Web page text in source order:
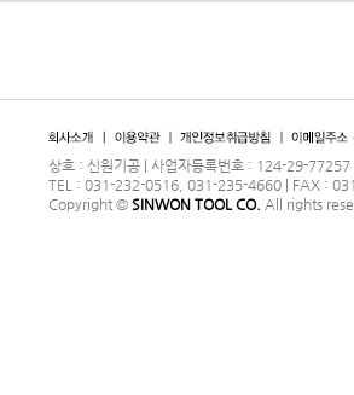
상호 : 신원기공 | 사업자등록번호 : 124-29-
TEL : 031-232-0516, 031-235-4660 | FAX :
Copyright © SINWON TOOL CO. All rights